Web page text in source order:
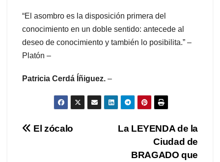
“El asombro es la disposición primera del
conocimiento en un doble sentido: antecede al
deseo de conocimiento y también lo posibilita.” –
Platón –
Patricia Cerdá Íñiguez. –
Navegación
La LEYENDA de la
Ciudad de
BRAGADO que
El zócalo